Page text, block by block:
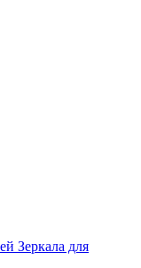
Зеркала для